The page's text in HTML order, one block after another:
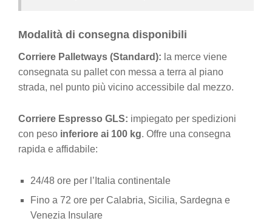
Modalità di consegna disponibili
Corriere Palletways (Standard): la merce viene
consegnata su pallet con messa a terra al piano
strada, nel punto più vicino accessibile dal mezzo.
Corriere Espresso GLS: impiegato per spedizioni
con peso inferiore ai 100 kg. Offre una consegna
rapida e affidabile:
24/48 ore per l’Italia continentale
Fino a 72 ore per Calabria, Sicilia, Sardegna e
Venezia Insulare